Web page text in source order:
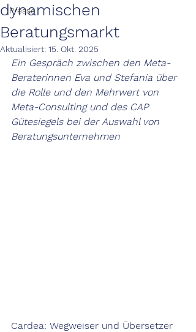
Presse
dynamischen
Beratungsmarkt
Aktualisiert: 15. Okt. 2025
Ein Gespräch zwischen den Meta-
Beraterinnen Eva und Stefania über
die Rolle und den Mehrwert von
Meta-Consulting und des CAP
Gütesiegels bei der Auswahl von
Beratungsunternehmen
Cardea: Wegweiser und Übersetzer